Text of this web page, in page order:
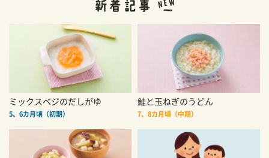
ミックスベジのだしがゆ
5、6カ月頃（初期）
鮭と玉ねぎのうどん
7、8カ月頃（中期）